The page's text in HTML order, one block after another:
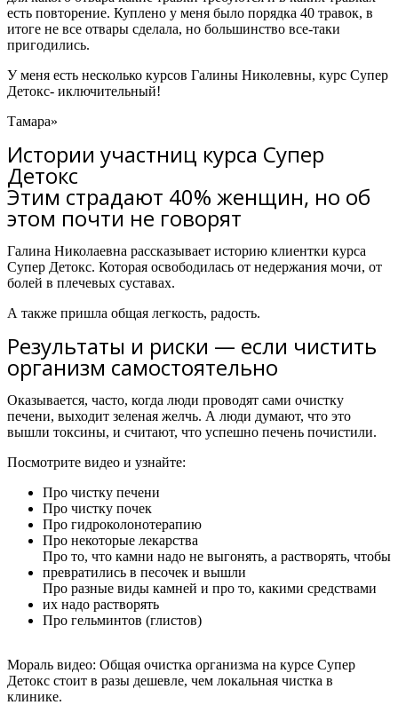
есть повторение. Куплено у меня было порядка 40 травок, в
итоге не все отвары сделала, но большинство все-таки
пригодились.
У меня есть несколько курсов Галины Николевны, курс Супер
Детокс- иключительный!
Тамара»
Истории участниц курса Супер
Детокс
Этим страдают 40% женщин, но об
этом почти не говорят
Галина Николаевна рассказывает историю клиентки курса
Супер Детокс. Которая освободилась от недержания мочи, от
болей в плечевых суставах.
А также пришла общая легкость, радость.
Результаты и риски — если чистить
организм самостоятельно
Оказывается, часто, когда люди проводят сами очистку
печени, выходит зеленая желчь. А люди думают, что это
вышли токсины, и считают, что успешно печень почистили.
Посмотрите видео и узнайте:
Про чистку печени
Про чистку почек
Про гидроколонотерапию
Про некоторые лекарства
Про то, что камни надо не выгонять, а растворять, чтобы
превратились в песочек и вышли
Про разные виды камней и про то, какими средствами
их надо растворять
Про гельминтов (глистов)
Мораль видео: Общая очистка организма на курсе Супер
Детокс стоит в разы дешевле, чем локальная чистка в
клинике.